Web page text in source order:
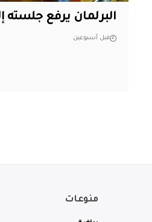
البرلمان يرفع جلسته
قبل أسبوعين
منوعات